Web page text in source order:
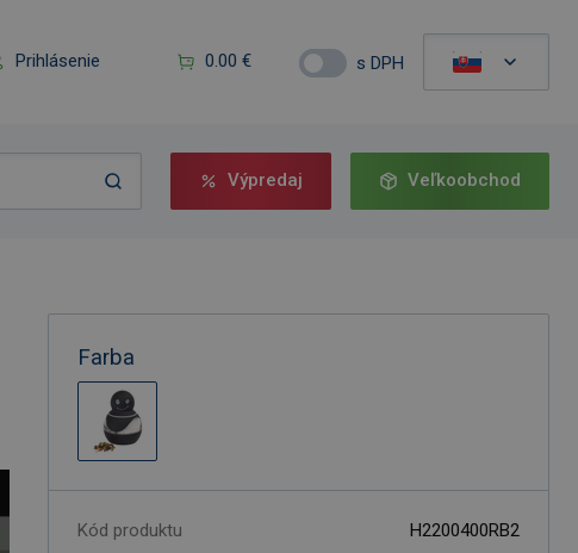
Prihlásenie 0.00 € s DPH
Výpredaj Veľkoobchod
Farba
Kód produktu
H2200400RB2